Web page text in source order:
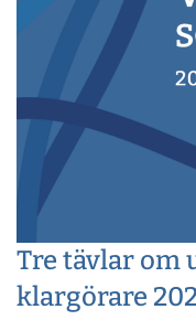
Tre tävlar om
klargörare